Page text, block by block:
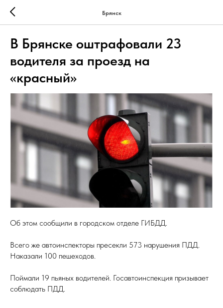
Брянск
В Брянске оштрафовали 23
водителя за проезд на
«красный»
Об этом сообщили в городском отделе ГИБДД.
Всего же автоинспекторы пресекли 573 нарушения ПДД.
Наказали 100 пешеходов.
Поймали 19 пьяных водителей. Госавтоинспекция призывает
соблюдать ПДД.